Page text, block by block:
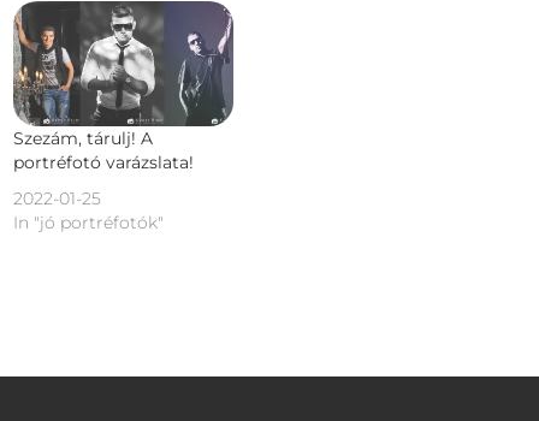
Szezám, tárulj! A
portréfotó varázslata!
2022-01-25
In "jó portréfotók"